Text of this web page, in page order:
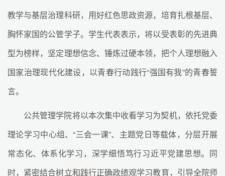
教学与基层治理科研，用好红色思政资源，培育扎根基层、
胸怀家国的公管学子。学生代表表示，将以受表彰的先进典
型为榜样，坚定理想信念、锤炼过硬本领，把个人理想融入
国家治理现代化建设，以青春行动践行“强国有我”的青春誓
言。
公共管理学院将以本次集中收看学习为契机，依托党委
理论学习中心组、“三会一课”、主题党日等载体，分层开展
常态化、体系化学习，深学细悟笃行习近平党建思想。同
时，紧密结合树立和践行正确政绩观学习教育，引导全院师